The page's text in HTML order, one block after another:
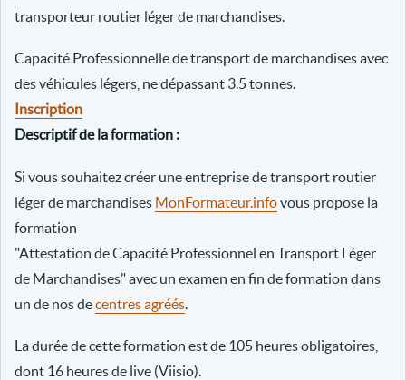
transporteur routier léger de marchandises.
Capacité Professionnelle de transport de marchandises avec
des véhicules légers, ne dépassant 3.5 tonnes.
Inscription
Descriptif de la formation :
Si vous souhaitez créer une entreprise de transport routier
léger de marchandises MonFormateur.infovous propose la
formation
"Attestation de Capacité Professionnel en Transport Léger
de Marchandises" avec un examen en fin de formation dans
un de nos decentres agréés
La durée de cette formation est de 105 heures obligatoires,
dont 16 heures de live (Viisio).